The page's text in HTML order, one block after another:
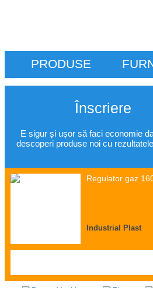
PRODUSE
Înscriere
E sigur și ușor să faci economie
descoperi produse noi cu
Regulator gaz
Industrial Plast